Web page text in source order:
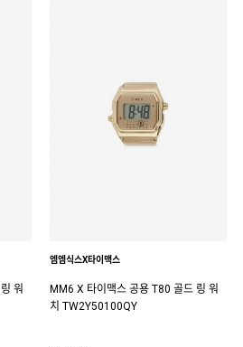
워
엠엠식스X타이맥스
MM6 X 타이맥스 공용 T80 골드 링 워
치 TW2Y50100QY